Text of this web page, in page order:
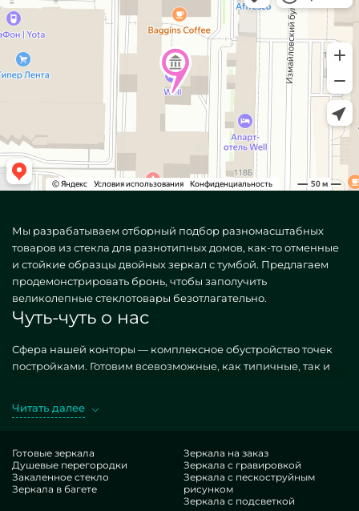
Мы разрабатываем отборный подбор разномасштабных
товаров из стекла для разнотипных домов, как-то отменные
и стойкие образцы двойных зеркал с тумбой. Предлагаем
продемонстрировать бронь, чтобы заполучить
великолепные стеклотовары безотлагательно.
Чуть-чуть о нас
Сфера нашей конторы — комплексное обустройство точек
постройками. Готовим всевозможные, как типичные, так и
разработке MILONYA, вы уверенно сознаете, что это
покоряющийся другим заменителям. Если вы рассчитываете
обставить свои точки, дать им роскошества, специфики,
непременно изучите наши позиции, от двойных зеркал с
тумбой и до отличных аксессуаров.
Читать далее
Готовые зеркала
Душевые перегородки
Закаленное стекло
Зеркала в багете
Зеркала на заказ
Зеркала с гравировкой
Зеркала с пескоструйным
рисунком
Зеркала с подсветкой